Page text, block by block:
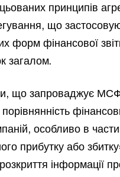
принципів
що
форм фінансової
загалом.
що запроваджує
особливо в
прибутку або
інформації